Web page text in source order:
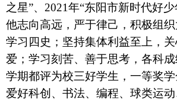
之星”、2021年“东阳市新时代好少
他志向高远，严于律己，积极组
学习四史；坚持集体利益至上，
爱；学习刻苦、善于思考，各科
学期都评为校三好学生，一等奖学
爱好科创、书法、编程、球类运